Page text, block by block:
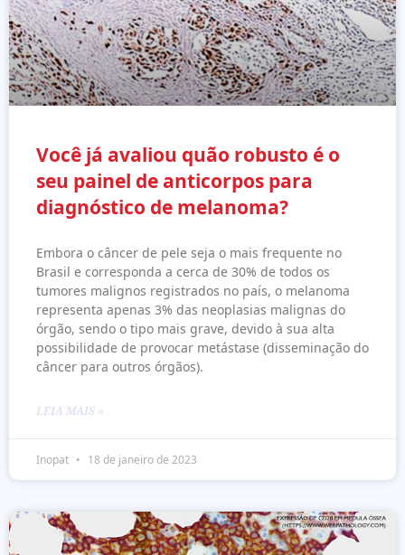
Você já avaliou quão robusto é o
seu painel de anticorpos para
diagnóstico de melanoma?
Embora o câncer de pele seja o mais frequente no
Brasil e corresponda a cerca de 30% de todos os
tumores malignos registrados no país, o melanoma
representa apenas 3% das neoplasias malignas do
órgão, sendo o tipo mais grave, devido à sua alta
possibilidade de provocar metástase (disseminação do
câncer para outros órgãos).
LEIA MAIS »
Inopat 18 de janeiro de 2023